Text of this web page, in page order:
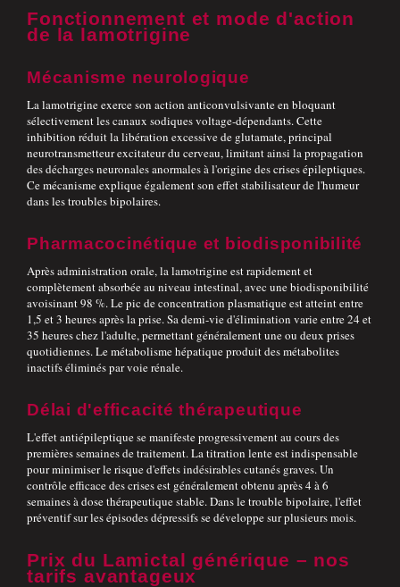
Fonctionnement et mode d'action
de la lamotrigine
Mécanisme neurologique
La lamotrigine exerce son action anticonvulsivante en bloquant
sélectivement les canaux sodiques voltage-dépendants. Cette
inhibition réduit la libération excessive de glutamate, principal
neurotransmetteur excitateur du cerveau, limitant ainsi la propagation
des décharges neuronales anormales à l'origine des crises épileptiques.
Ce mécanisme explique également son effet stabilisateur de l'humeur
dans les troubles bipolaires.
Pharmacocinétique et biodisponibilité
Après administration orale, la lamotrigine est rapidement et
complètement absorbée au niveau intestinal, avec une biodisponibilité
avoisinant 98 %. Le pic de concentration plasmatique est atteint entre
1,5 et 3 heures après la prise. Sa demi-vie d'élimination varie entre 24 et
35 heures chez l'adulte, permettant généralement une ou deux prises
quotidiennes. Le métabolisme hépatique produit des métabolites
inactifs éliminés par voie rénale.
Délai d'efficacité thérapeutique
L'effet antiépileptique se manifeste progressivement au cours des
premières semaines de traitement. La titration lente est indispensable
pour minimiser le risque d'effets indésirables cutanés graves. Un
contrôle efficace des crises est généralement obtenu après 4 à 6
semaines à dose thérapeutique stable. Dans le trouble bipolaire, l'effet
préventif sur les épisodes dépressifs se développe sur plusieurs mois.
Prix du Lamictal générique – nos
tarifs avantageux